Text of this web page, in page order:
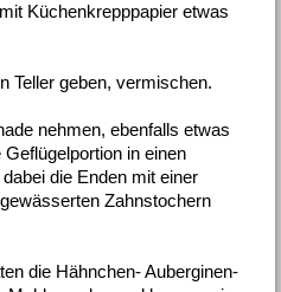
Küchenkrepppapier etwas
Teller geben, vermischen.
nehmen, ebenfalls etwas
in einen
die Enden mit einer
Zahnstochern
die Hähnchen- Auberginen-